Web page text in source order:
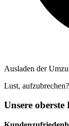
Ausladen der
Lust,
Unsere